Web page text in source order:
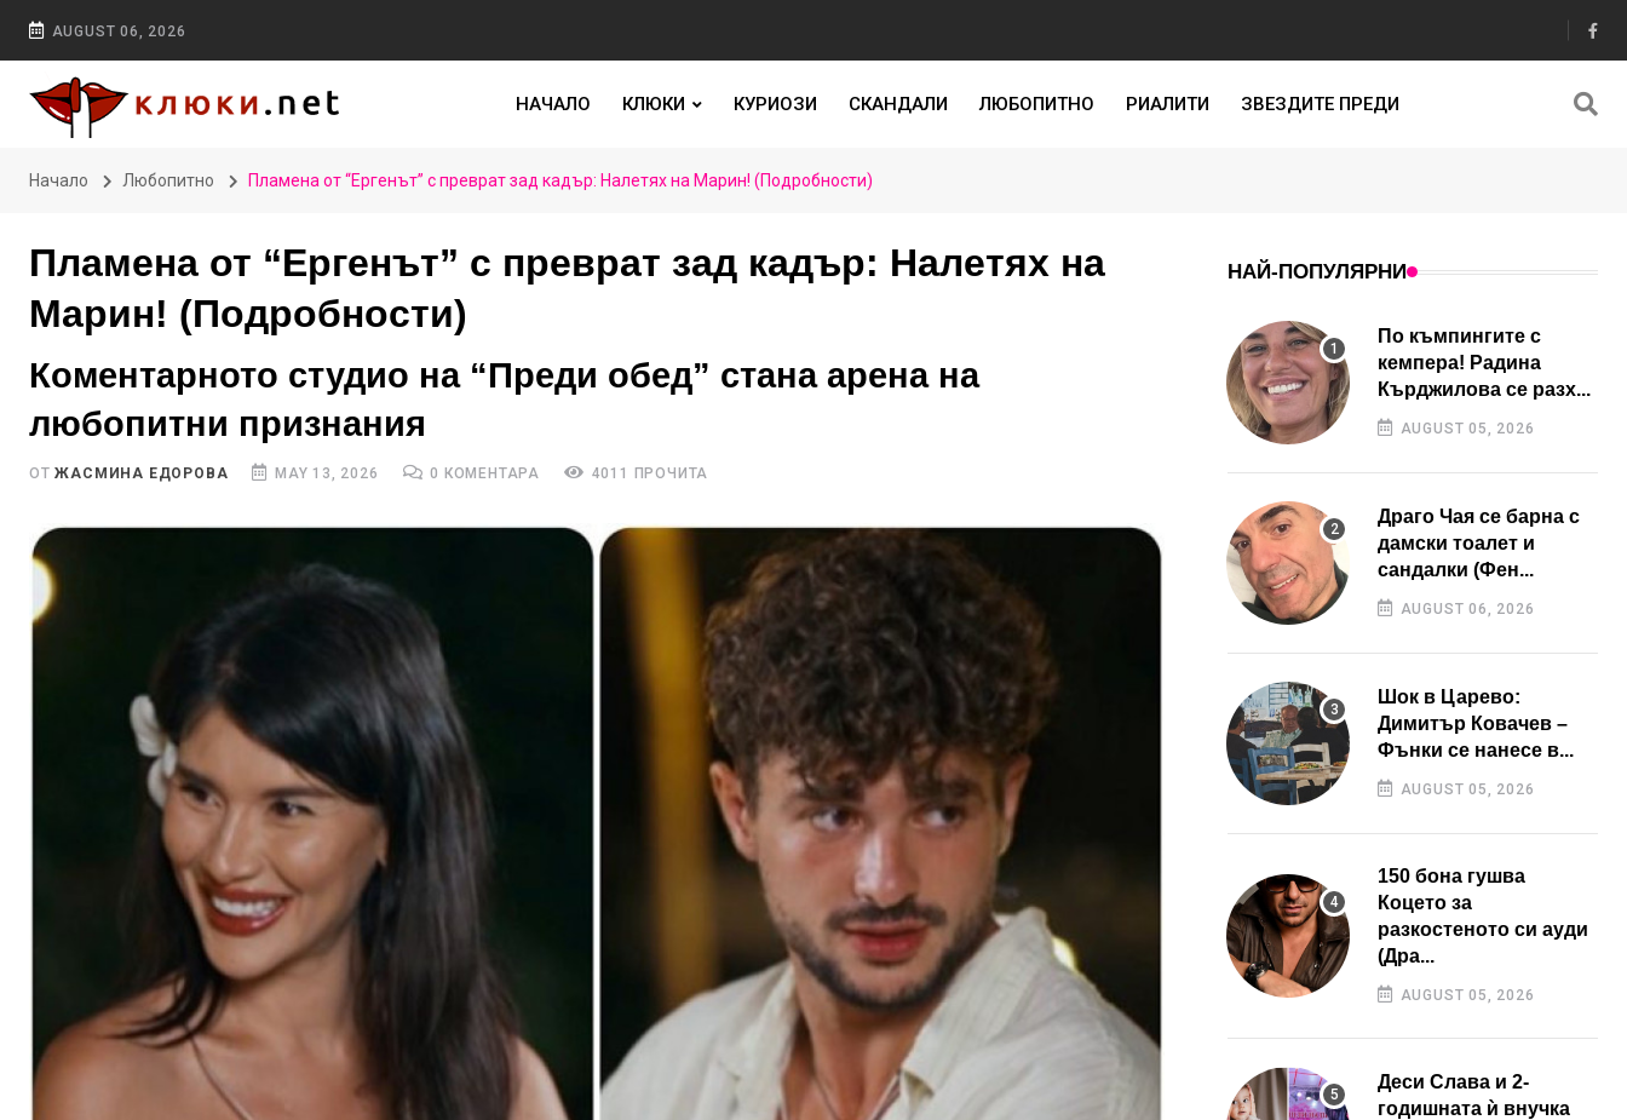
AUGUST 06, 2026
НАЧАЛО КЛЮКИ КУРИОЗИ СКАНДАЛИ ЛЮБОПИТНО РИАЛИТИ ЗВЕЗДИТЕ ПРЕДИ
Начало Любопитно Пламена от “Ергенът” с преврат зад кадър: Налетях на Марин! (Подробности)
Пламена от “Ергенът” с преврат зад кадър: Налетях на
Марин! (Подробности)
Коментарното студио на “Преди обед” стана арена на
любопитни признания
ОТЖАСМИНА ЕДОРОВА MAY 13, 2026 0 КОМЕНТАРА 4011 ПРОЧИТА
НАЙ-ПОПУЛЯРНИ
По къмпингите с
кемпера! Радина
Кърджилова се разх...
AUGUST 05, 2026
Драго Чая се барна с
дамски тоалет и
сандалки (Фен...
AUGUST 06, 2026
Шок в Царево:
Димитър Ковачев –
Фънки се нанесе в...
AUGUST 05, 2026
150 бона гушва
Коцето за
разкостеното си ауди
(Дра...
AUGUST 05, 2026
Деси Слава и 2-
годишната ѝ внучка